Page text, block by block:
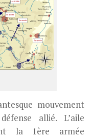
mouvement
allié. L’aile
la 1ère armée